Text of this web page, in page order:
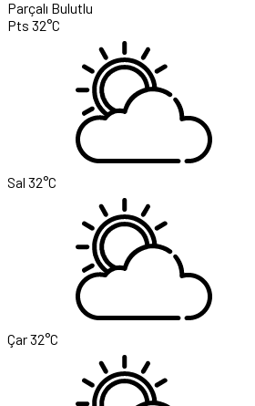
Parçalı Bulutlu
Pts 32°C
Sal 32°C
Çar32°C